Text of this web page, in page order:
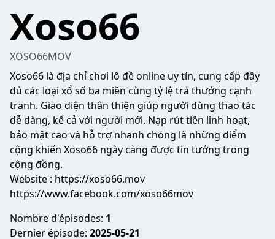
Xoso66
XOSO66MOV
Xoso66 là địa chỉ chơi lô đề online uy tín, cung cấp đầy
đủ các loại xổ số ba miền cùng tỷ lệ trả thưởng cạnh
tranh. Giao diện thân thiện giúp người dùng thao tác
dễ dàng, kể cả với người mới. Nạp rút tiền linh hoạt,
bảo mật cao và hỗ trợ nhanh chóng là những điểm
cộng khiến Xoso66 ngày càng được tin tưởng trong
cộng đồng.
Website : https://xoso66.mov
https://www.facebook.com/xoso66mov
Nombre d'épisodes: 1
Dernier épisode: 2025-05-21